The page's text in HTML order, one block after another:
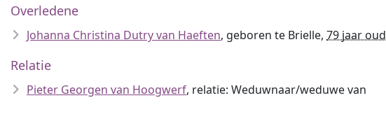
Overledene
Johanna Christina Dutry van Haeften, geboren te Brielle, 79 jaar oud
Relatie
Pieter Georgen van Hoogwerf, relatie: Weduwnaar/weduwe van